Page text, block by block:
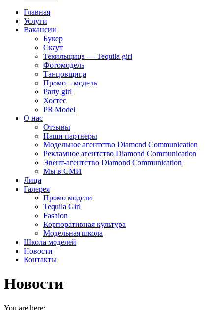
Главная
Услуги
Вакансии
Букер
Скаут
Текильщица — Tequila girl
Фотомодель
Танцовщица
Промо – модель
Party girl
Хостес
PR Model
О нас
Отзывы
Наши партнеры
Модельное агентство Diamond Communication
Рекламное агентство Diamond Communication
Эвент-агентство Diamond Communication
Мы в СМИ
Лица
Галерея
Промо модели
Tequila Girl
Fashion
Корпоративная культура
Модельная школа
Школа моделей
Новости
Контакты
Новости
You are here: